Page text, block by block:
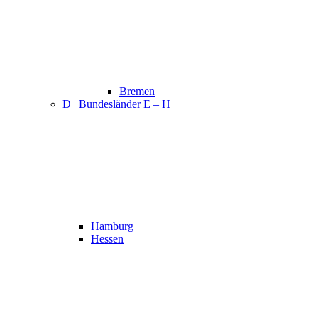
Bremen
D | Bundesländer E – H
Hamburg
Hessen